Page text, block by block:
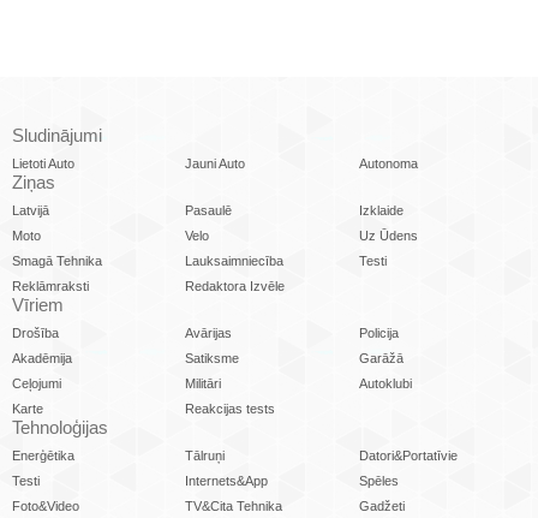
Sludinājumi
Lietoti Auto Jauni Auto Autonoma
Ziņas
Latvijā Pasaulē
Izklaide
Moto
Velo
Uz Ūdens
Smagā Tehnika
Lauksaimniecība
Testi
Reklāmraksti
Redaktora Izvēle
Vīriem
Drošība Avārijas
Policija
Akadēmija
Satiksme
Garāžā
Ceļojumi
Militāri
Autoklubi
Karte
Reakcijas tests
Tehnoloģijas
Enerģētika Tālruņi
Datori&Portatīvie
Testi
Internets&App
Spēles
Foto&Video
TV&Cita Tehnika
Gadžeti